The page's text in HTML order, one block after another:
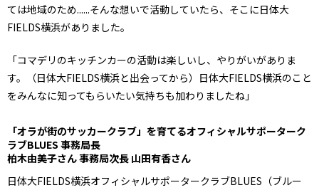
ては地域のため......そんな想いで活動していたら、そこに日体大
FIELDS横浜がありました。
「コマデリのキッチンカーの活動は楽しいし、やりがいがありま
す。（日体大FIELDS横浜と出会ってから）日体大FIELDS横浜のこと
をみんなに知ってもらいたい気持ちも加わりましたね」
「オラが街のサッカークラブ」を育てるオフィシャルサポーターク
ラブBLUES 事務局長
柏木由美子さん 事務局次長 山田有香さん
日体大FIELDS横浜オフィシャルサポータークラブBLUES（ブルー